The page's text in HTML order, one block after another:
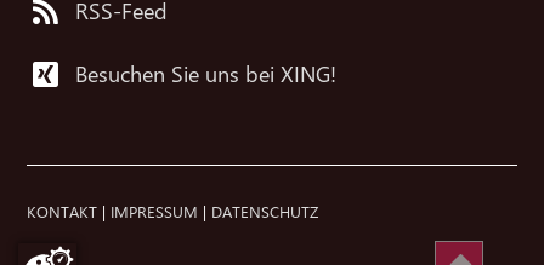
RSS-Feed
Besuchen Sie uns bei XING!
KONTAKT | IMPRESSUM | DATENSCHUTZ